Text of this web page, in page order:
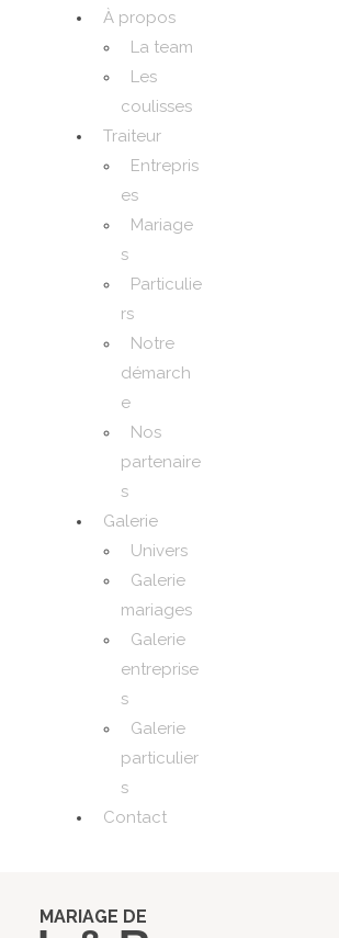
À propos
La team
Les
coulisses
Traiteur
Entrepris
es
Mariage
s
Particulie
rs
Notre
démarch
e
Nos
partenaire
s
Galerie
Univers
Galerie
mariages
Galerie
entreprise
s
Galerie
particulier
s
Contact
MARIAGE DE